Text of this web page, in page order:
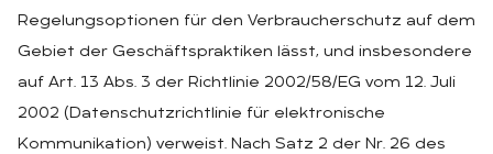
Regelungsoptionen für den Verbraucherschutz auf dem
Gebiet der Geschäftspraktiken lässt, und insbesondere
auf Art. 13 Abs. 3 der Richtlinie 2002/58/EG vom 12. Juli
2002 (Datenschutzrichtlinie für elektronische
Kommunikation) verweist. Nach Satz 2 der Nr. 26 des